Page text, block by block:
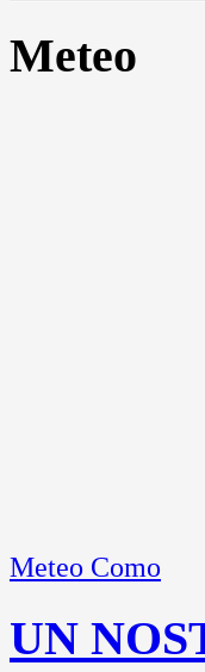
Meteo
Meteo Como
UN